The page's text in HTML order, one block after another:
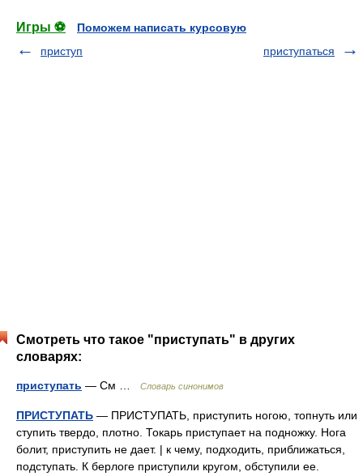
Игры ⚽
Поможем написать курсовую
приступ
приступаться
Смотреть что такое "приступать" в других
словарях:
приступать — См … Словарь синонимов
ПРИСТУПАТЬ — ПРИСТУПАТЬ, приступить ногою, топнуть или
ступить твердо, плотно. Токарь приступает на подножку. Нога
болит, приступить не дает. | к чему, подходить, приближаться,
подступать. К берлоге приступили кругом, обступили ее.